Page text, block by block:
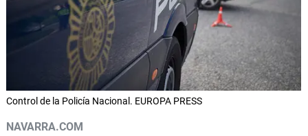
Control de la Policía Nacional. EUROPA PRESS
NAVARRA.COM